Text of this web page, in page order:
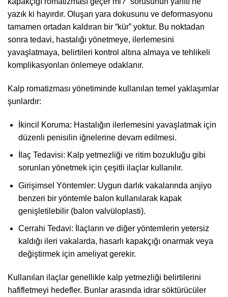
yazık ki hayırdır. Oluşan yara dokusunu ve deformasyonu
tamamen ortadan kaldıran bir “kür” yoktur. Bu noktadan
sonra tedavi, hastalığı yönetmeye, ilerlemesini
yavaşlatmaya, belirtileri kontrol altına almaya ve tehlikeli
komplikasyonları önlemeye odaklanır.
Kalp romatizması yönetiminde kullanılan temel yaklaşımlar
şunlardır:
İkincil Koruma: Hastalığın ilerlemesini yavaşlatmak için
düzenli penisilin iğnelerine devam edilmesi.
İlaç Tedavisi: Kalp yetmezliği ve ritim bozukluğu gibi
sorunları yönetmek için çeşitli ilaçlar kullanılır.
Girişimsel Yöntemler: Uygun darlık vakalarında anjiyo
benzeri bir yöntemle balon kullanılarak kapak
genişletilebilir (balon valvüloplasti).
Cerrahi Tedavi: İlaçların ve diğer yöntemlerin yetersiz
kaldığı ileri vakalarda, hasarlı kapakçığı onarmak veya
değiştirmek için ameliyat gerekir.
Kullanılan ilaçlar genellikle kalp yetmezliği belirtilerini
hafifletmeyi hedefler. Bunlar arasında idrar söktürücüler